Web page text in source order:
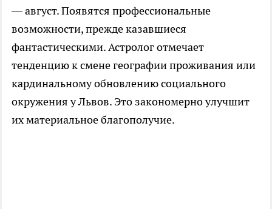
— август. Появятся профессиональные
возможности, прежде казавшиеся
фантастическими. Астролог отмечает
тенденцию к смене географии проживания или
кардинальному обновлению социального
окружения у Львов. Это закономерно улучшит
их материальное благополучие.